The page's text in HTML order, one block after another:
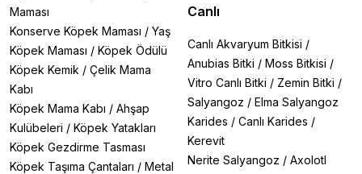
Maması
Konserve Köpek Maması / Yaş
Köpek Maması / Köpek Ödülü
Köpek Kemik / Çelik Mama
Kabı
Köpek Mama Kabı / Ahşap
Kulübeleri / Köpek Yatakları
Köpek Gezdirme Tasması
Köpek Taşıma Çantaları / Metal
Canlı
Canlı Akvaryum Bitkisi /
Anubias Bitki / Moss Bitkisi /
Vitro Canlı Bitki / Zemin Bitki /
Salyangoz / Elma Salyangoz
Karides / Canlı Karides /
Kerevit
Nerite Salyangoz / Axolotl